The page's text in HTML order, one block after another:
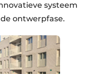
systeem
ontwerpfase.